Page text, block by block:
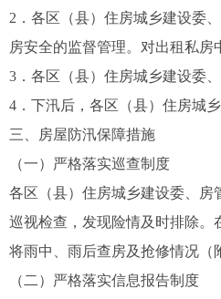
2．各区（县）住房城乡建设委
房安全的监督管理。对出租私房
3．各区（县）住房城乡建设委
4．下汛后，各区（县）住房城
三、房屋防汛保障措施
（一）严格落实巡查制度
各区（县）住房城乡建设委、房
巡视检查，发现险情及时排除。
将雨中、雨后查房及抢修情况（
（二）严格落实信息报告制度